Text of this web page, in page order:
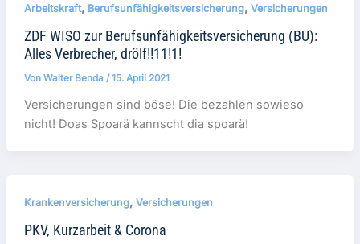
Arbeitskraft, Berufsunfähigkeitsversicherung, Versicherungen
ZDF WISO zur Berufsunfähigkeitsversicherung (BU):
Alles Verbrecher, drölf!!11!1!
Von Walter Benda /15. April 2021
Versicherungen sind böse! Die bezahlen sowieso
nicht! Doas Spoarä kannscht dia spoarä!
Krankenversicherung, Versicherungen
PKV, Kurzarbeit & Corona